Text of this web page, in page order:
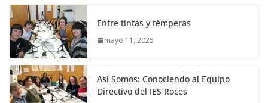
Entre tintas y témperas
mayo 11, 2025
Así Somos: Conociendo al Equipo
Directivo del IES Roces